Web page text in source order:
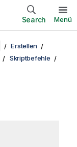
Search Menü
Erstellen
Skriptbefehle